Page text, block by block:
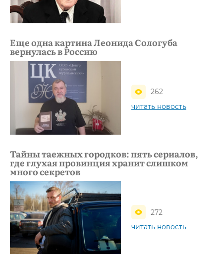
Еще одна картина Леонида Сологуба
вернулась в Россию
262
читать новость
Тайны таежных городков: пять сериалов,
где глухая провинция хранит слишком
много секретов
272
читать новость